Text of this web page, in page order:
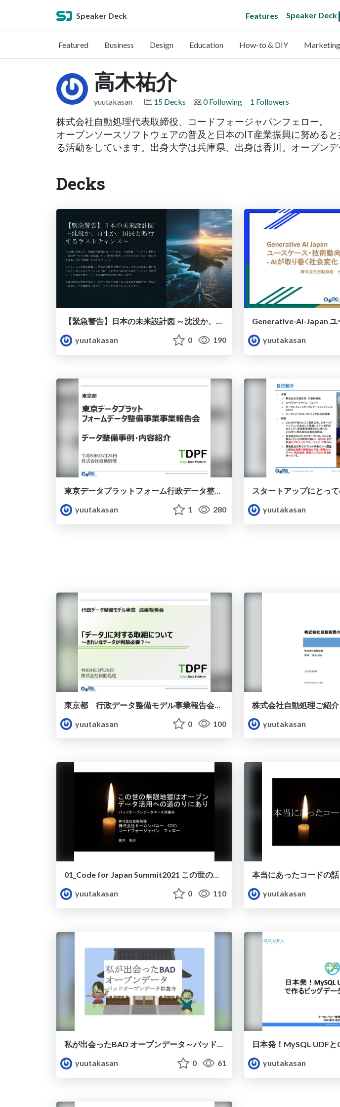
Speaker Deck Features Speaker Deck
Featured Business Design Education How-to & DIY Marketing
高木祐介
yuutakasan 15 Decks 0 Following 1 Followers
株式会社自動処理代表取締役、コードフォージャパンフェロー。
オープンソースソフトウェアの普及と日本のIT産業振興に努める
る活動をしています。出身大学は兵庫県、出身は香川。オープンデ
Decks
【緊急警告】日本の未来設計図 ～沈没か、再生か。国民と断行するラストチャンス～
yuutakasan
0 190
yuutakasan
東京データプラットフォーム行政データ整備モデル事業 2023年
yuutakasan
1 280
yuutakasan
yuutakasan
0 100
株式会社自動処理ご紹介
yuutakasan
yuutakasan
0 110
yuutakasan
私が出会ったBAD オープンデータ～バッドオープンデータ供養寺
yuutakasan
0 61
yuutakasan